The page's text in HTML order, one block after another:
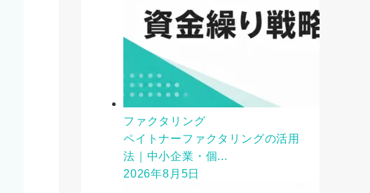
ファクタリング
ペイトナーファクタリングの活用
法｜中小企業・個...
2026年8月5日